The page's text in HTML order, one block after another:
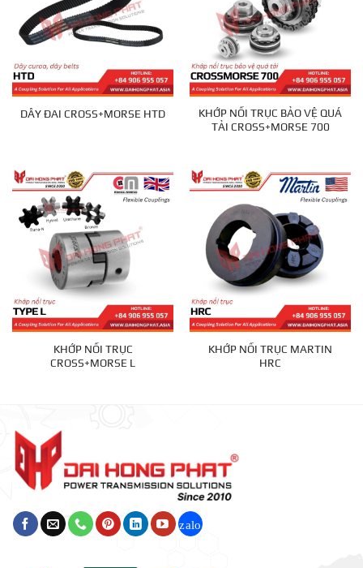
DÂY ĐAI CROSS+MORSE HTD
KHỚP NỐI TRỤC BẢO VỆ QUÁ
TẢI CROSS+MORSE 700
KHỚP NỐI TRỤC
CROSS+MORSE L
KHỚP NỐI TRỤC MARTIN
HRC